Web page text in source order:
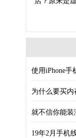
使用iPhone
为什么要买内
就不信你能装
19年2月手机